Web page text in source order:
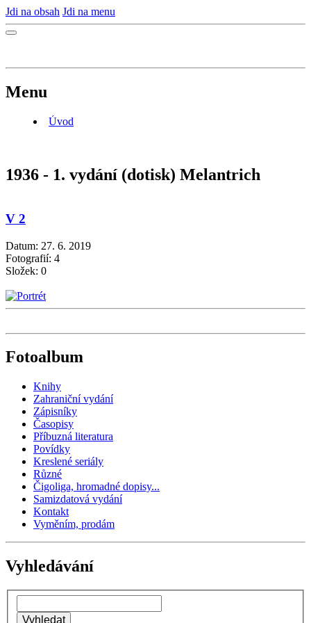
Jdi na obsah Jdi na menu
Menu
Úvod
1936 - 1. vydání (dotisk) Melantrich
V 2
Datum: 27. 6. 2019
Fotografií: 4
Složek: 0
Fotoalbum
Knihy
Zahraniční vydání
Zápisníky
Časopisy
Příbuzná literatura
Povídky
Kreslené seriály
Různé
Čigoliga, hromadné dopisy...
Samizdatová vydání
Kontakt
Vyměním, prodám
Vyhledávání